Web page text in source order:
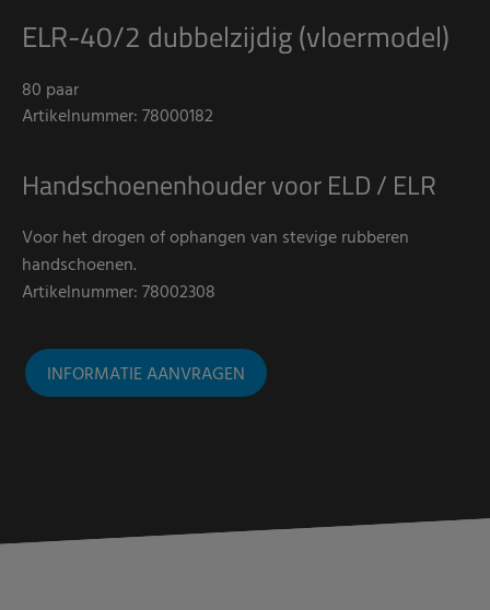
ELR-40/2 dubbelzijdig (vloermodel)
80 paar
Artikelnummer: 78000182
Handschoenenhouder voor ELD / ELR
Voor het drogen of ophangen van stevige rubberen
handschoenen.
Artikelnummer: 78002308
INFORMATIE AANVRAGEN